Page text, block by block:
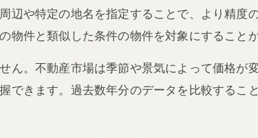
辺や特定の地名を指定することで、より精度
件と類似した条件の物件を対象にすることが
ん。不動産市場は季節や景気によって価格が
できます。過去数年分のデータを比較するこ